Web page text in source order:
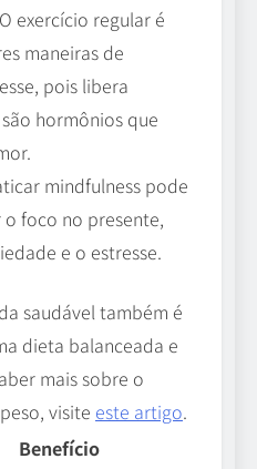
exercício regular é
maneiras de
pois libera
hormônios que
mindfulness pode
foco no presente,
e o estresse.
saudável também é
dieta balanceada e
mais sobre o
visite este artigo.
Benefício